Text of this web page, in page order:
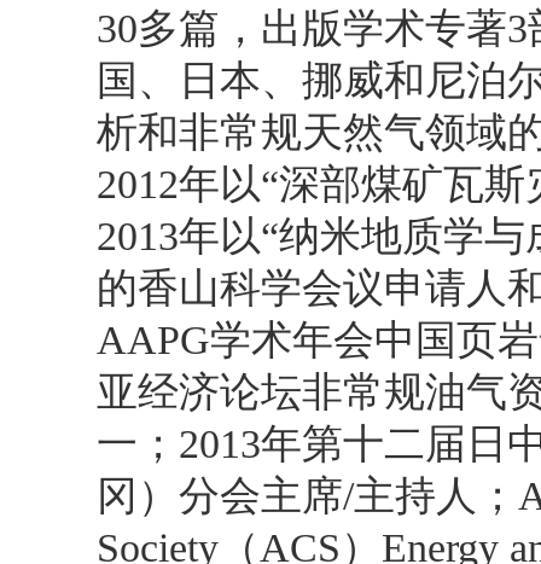
30多篇，出版学术专著
国、日本、挪威和尼泊
析和非常规天然气领域
2012年以“深部煤矿瓦
2013年以“纳米地质学
的香山科学会议申请人
AAPG学术年会中国页
亚经济论坛非常规油气
一；2013年第十二届日
冈）分会主席/主持人；
Society（ACS）Energy